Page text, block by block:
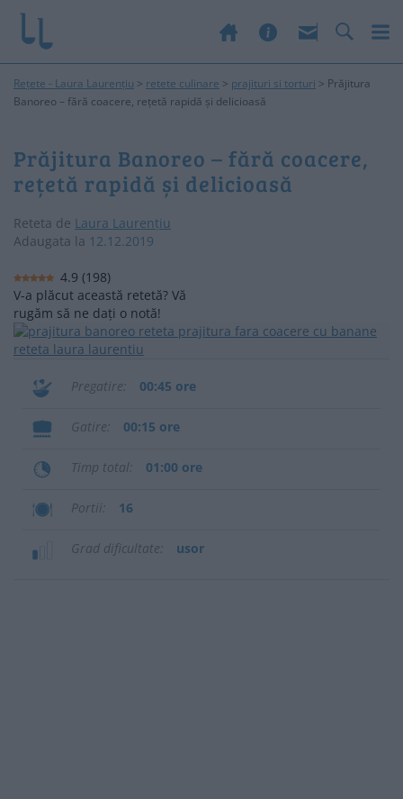
Rețete - Laura Laurențiu > retete culinare > prajituri si torturi > Prăjitura
Banoreo – fără coacere, rețetă rapidă și delicioasă
Prăjitura Banoreo – fără coacere,
rețetă rapidă și delicioasă
Reteta de Laura Laurențiu
Adaugata la 12.12.2019
4.9 (198)
V-a plăcut această retetă? Vă
rugăm să ne dați o notă!
Pregatire 00:45 ore
Gatire 00:15 ore
Timp total 01:00 ore
Portii 16
Grad dificultate usor